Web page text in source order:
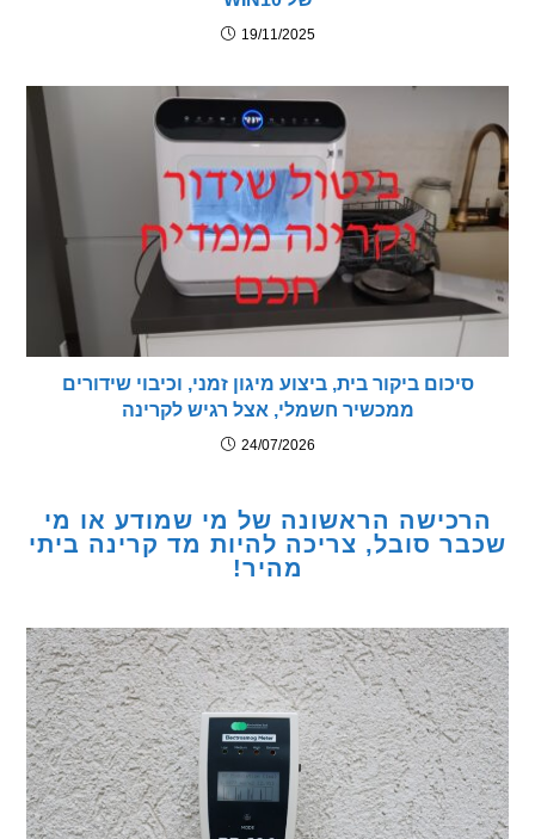
19/11/2025
ביקור בית, ביצוע מיגון זמני, וכיבוי שידורים
ממכשיר חשמלי, אצל רגיש לקרינה
24/07/2026
הראשונה של מי שמודע או מי
סובל, צריכה להיות מד קרינה ביתי
מהיר!